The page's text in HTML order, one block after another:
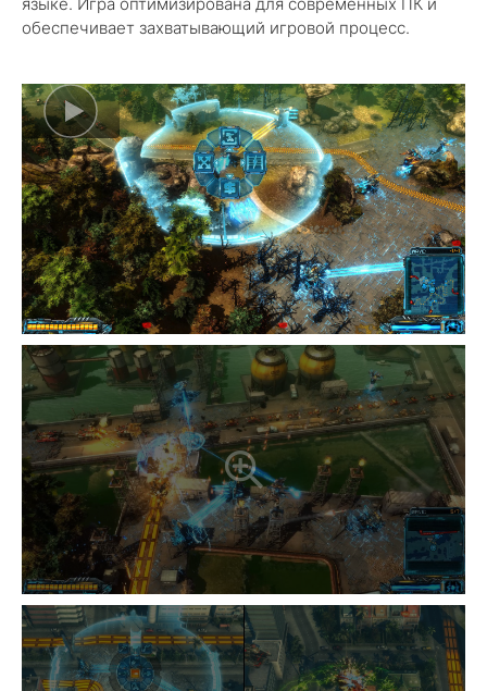
обеспечивает захватывающий игровой процесс.